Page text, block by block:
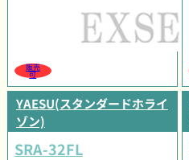
販売
可
YAESU(スタンダードホライ
ゾン)
SRA-32FL